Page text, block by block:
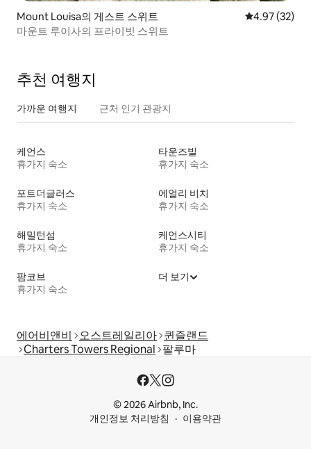
Mount Louisa의 게스트 스위트 평점 4.97점(5
4.97 (32)
마운트 루이사의 프라이빗 스위트
추천 여행지
가까운 여행지 근처 인기 관광지
케언스
휴가지 숙소
타운즈빌
휴가지 숙소
포트더글러스
휴가지 숙소
에얼리 비치
휴가지 숙소
해밀턴섬
휴가지 숙소
케언스시티
휴가지 숙소
팜코브
휴가지 숙소
더 보기
에어비앤비 오스트레일리아 퀸즐랜드
Charters Towers Regional 팔루마
© 2026 Airbnb, Inc.
개인정보 처리방침
이용약관